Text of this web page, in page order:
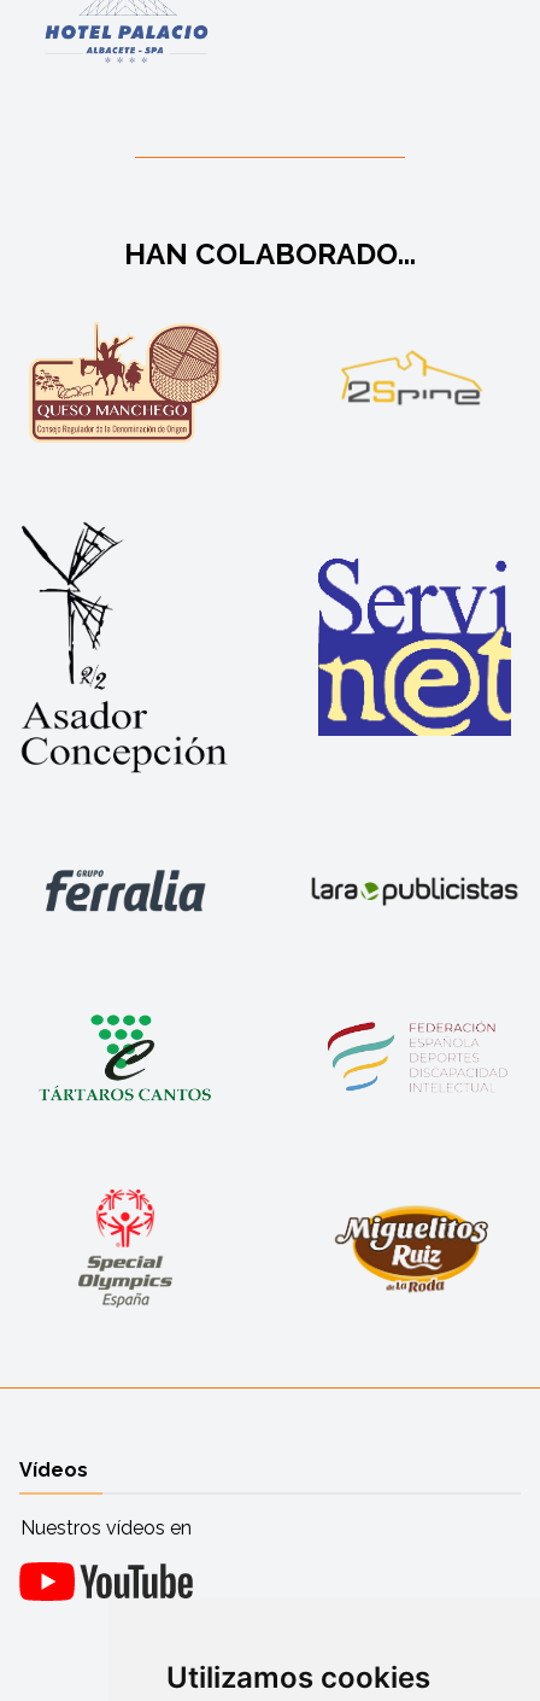
Utilizamos cookies
HAN COLABORADO...
Vídeos
Nuestros vídeos en